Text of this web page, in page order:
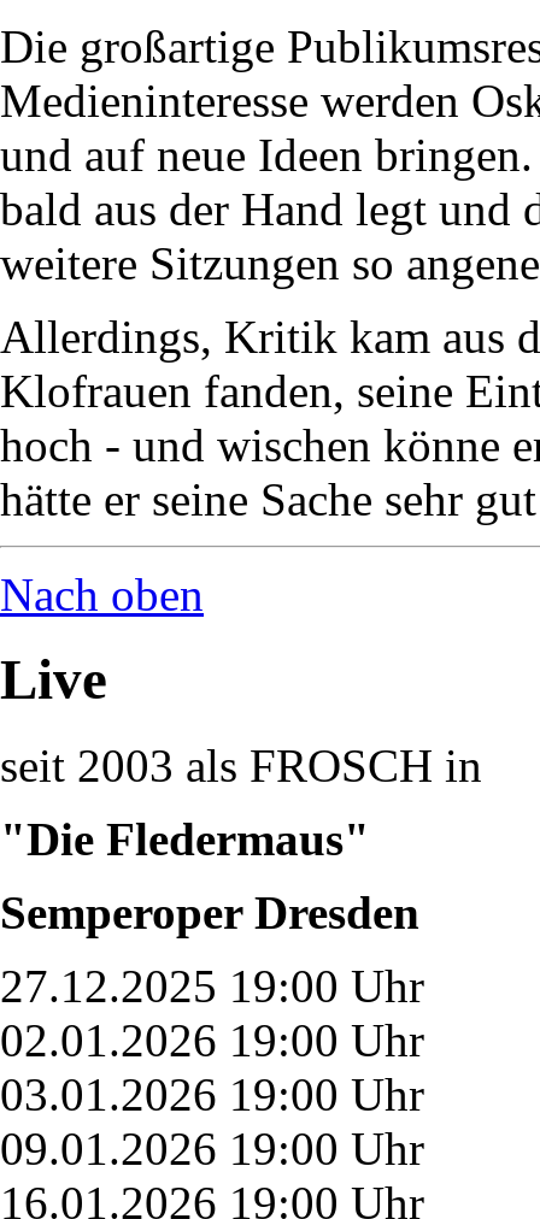
Die großartige
Medieninteresse werden
und auf neue Ideen
bald aus der Hand legt und
weitere Sitzungen so
Allerdings, Kritik kam aus
Klofrauen fanden, seine
hoch - und wischen könne
hätte er seine Sache sehr
Nach oben
Live
seit 2003 als FROSCH in
"Die Fledermaus"
Semperoper Dresden
27.12.2025 19:00 Uhr
02.01.2026 19:00 Uhr
03.01.2026 19:00 Uhr
09.01.2026 19:00 Uhr
16.01.2026 19:00 Uhr